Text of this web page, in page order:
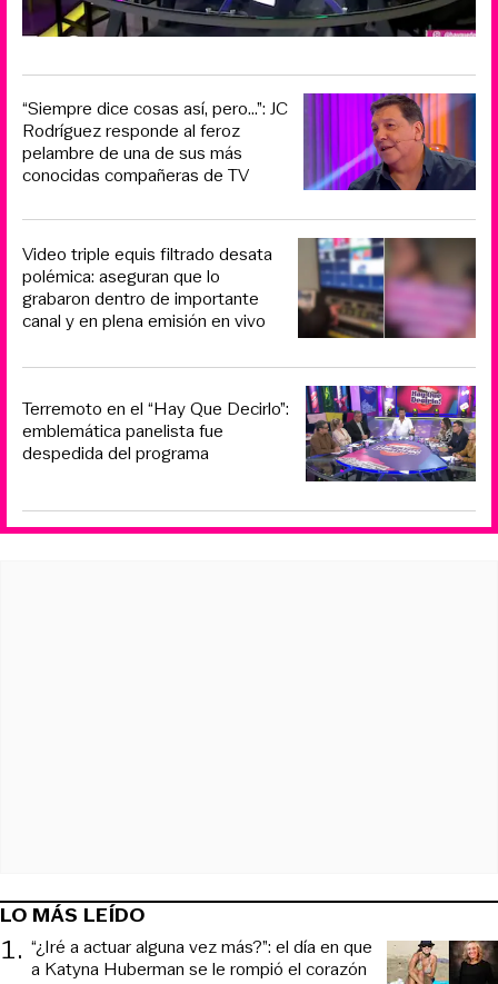
“Siempre dice cosas así, pero...”: JC
Rodríguez responde al feroz
pelambre de una de sus más
conocidas compañeras de TV
Video triple equis filtrado desata
polémica: aseguran que lo
grabaron dentro de importante
canal y en plena emisión en vivo
Terremoto en el “Hay Que Decirlo”:
emblemática panelista fue
despedida del programa
LO MÁS LEÍDO
1. “¿Iré a actuar alguna vez más?”: el día en que
a Katyna Huberman se le rompió el corazón